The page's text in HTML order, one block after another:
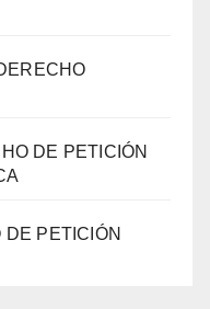
DE PETICIÓN
DE PETICIÓN